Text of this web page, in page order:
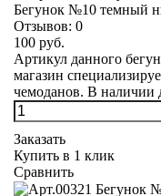
Бегунок №10 темный
Отзывов: 0
100 руб.
Артикул данного
магазин
чемоданов. В наличии
Заказать
Купить в 1 клик
Сравнить